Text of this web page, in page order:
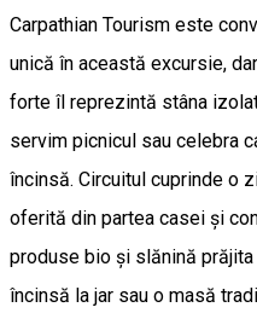
Carpathian Tourism este
unică în această excursie,
forte îl reprezintă stâna
servim picnicul sau celebra
încinsă. Circuitul cuprinde o
oferită din partea casei și
produse bio și slănină
încinsă la jar sau o masă